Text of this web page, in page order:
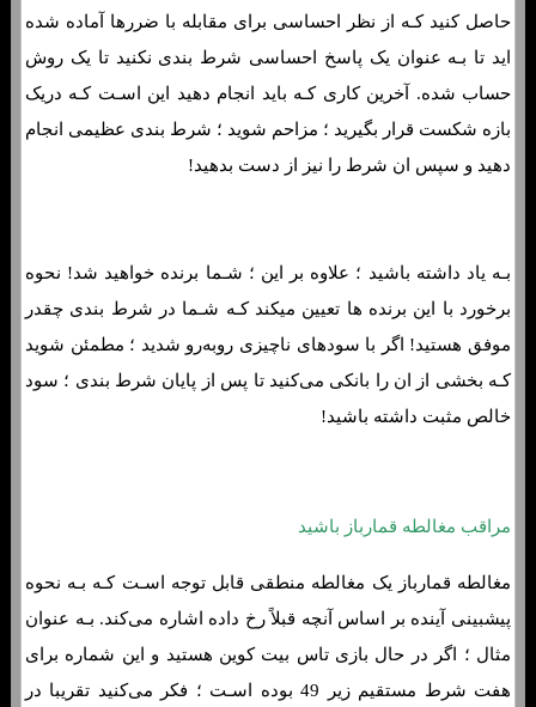
حاصل کنید کـه از نظر احساسی برای مقابله با ضررها آماده شده
اید تا بـه عنوان یک پاسخ احساسی شرط بندی نکنید تا یک روش
حساب شده. آخرین کاری کـه باید انجام دهید این اسـت کـه دریک
بازه شکست قرار بگیرید ؛ مزاحم شوید ؛ شرط بندی عظیمی انجام
دهید و سپس ان شرط را نیز از دست بدهید!
بـه یاد داشته باشید ؛ علاوه بر این ؛ شـما برنده خواهید شد! نحوه
برخورد با این برنده ها تعیین میکند کـه شـما در شرط بندی چقدر
موفق هستید! اگر با سودهای ناچیزی روبه‌رو شدید ؛ مطمئن شوید
کـه بخشی از ان را بانکی می‌کنید تا پس از پایان شرط بندی ؛ سود
خالص مثبت داشته باشید!
مراقب مغالطه قمارباز باشید
مغالطه قمارباز یک مغالطه منطقی قابل توجه اسـت کـه بـه نحوه
پیشبینی آینده بر اساس آنچه قبلاً رخ داده اشاره می‌کند. بـه عنوان
مثال ؛ اگر در حال بازی تاس بیت کوین هستید و این شماره برای
هفت شرط مستقیم زیر 49 بوده اسـت ؛ فکر می‌کنید تقریبا در